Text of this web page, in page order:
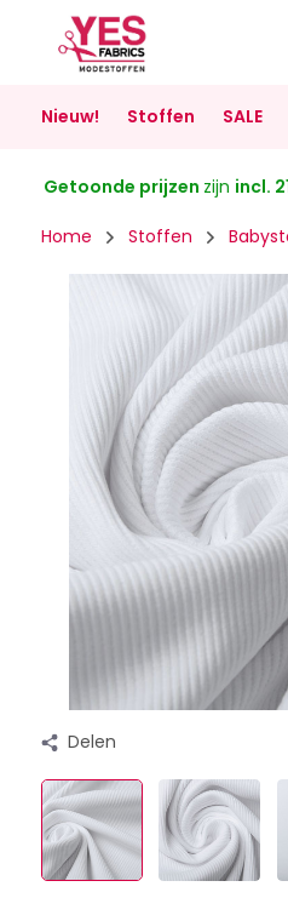
Nieuw! Stoffen SALE
Getoonde prijzen zijn incl.
Home Stoffen
Delen